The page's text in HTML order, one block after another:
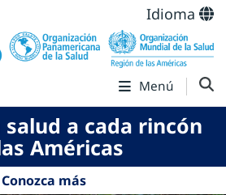
Idioma
Menú
a cada rincón
Américas
Conozca más